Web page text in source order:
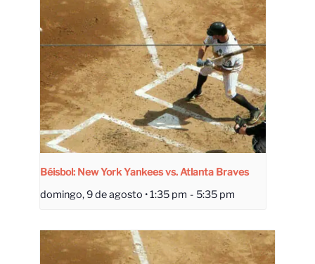
Béisbol: New York Yankees vs. Atlanta Braves
domingo, 9 de agosto • 1:35 pm - 5:35 pm